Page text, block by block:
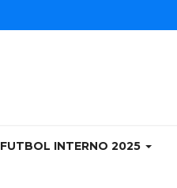
FUTBOL INTERNO 2025